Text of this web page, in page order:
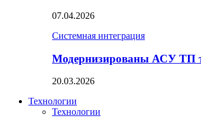
07.04.2026
Системная интеграция
Модернизированы АСУ ТП
20.03.2026
Технологии
Технологии